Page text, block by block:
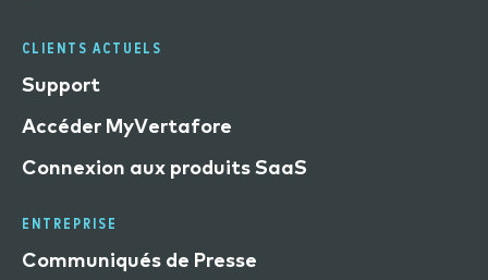
CLIENTS ACTUELS
Support
Accéder MyVertafore
Connexion aux produits SaaS
ENTREPRISE
Communiqués de Presse